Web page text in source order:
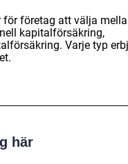
företag att välja
kapitalförsäkring,
Varje typ
här